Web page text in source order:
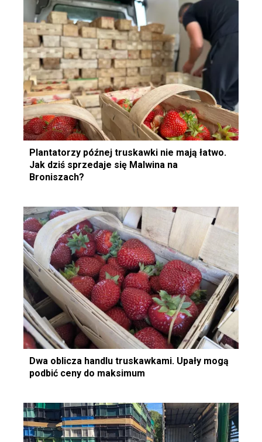
Plantatorzy późnej truskawki nie mają łatwo.
Jak dziś sprzedaje się Malwina na
Broniszach?
Dwa oblicza handlu truskawkami. Upały mogą
podbić ceny do maksimum